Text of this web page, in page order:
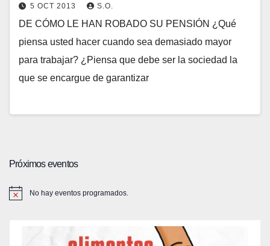
5 OCT 2013 S.O.
DE CÓMO LE HAN ROBADO SU PENSIÓN ¿Qué
piensa usted hacer cuando sea demasiado mayor
para trabajar? ¿Piensa que debe ser la sociedad la
que se encargue de garantizar
Próximos eventos
No hay eventos programados.